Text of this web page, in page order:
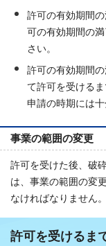
許可の有効期間
可の有効期間の
さい。
許可の有効期間
て許可を受ける
申請の時期には十
事業の範囲の変更
許可を受けた後、破
は、事業の範囲の変
なければなりません。
許可を受けるま